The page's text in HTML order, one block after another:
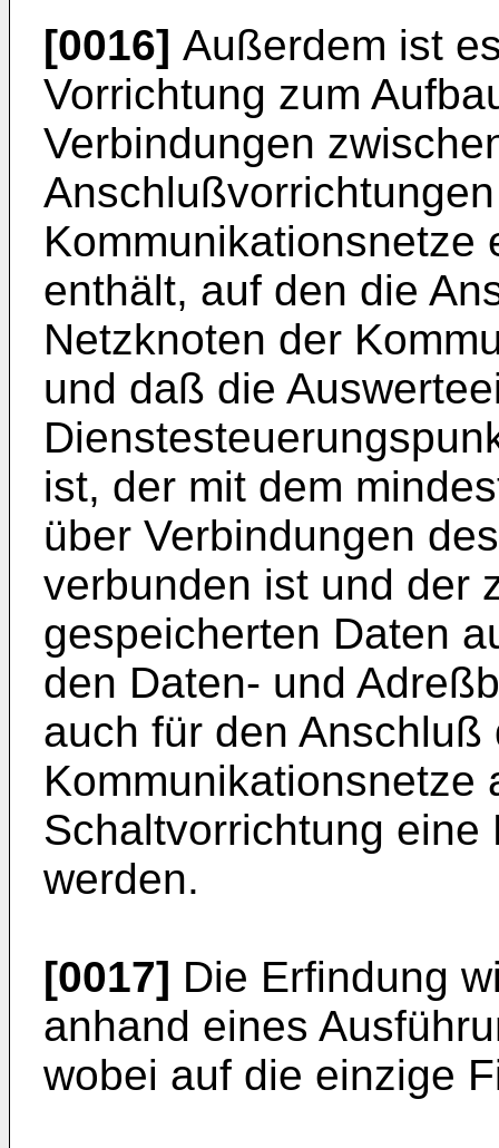
[0016] Außerdem ist
Vorrichtung zum
Verbindungen
Kommunikationsnetze
enthält, auf den die
Netzknoten der
und daß die
ist, der mit dem
über Verbindungen
verbunden ist und der
gespeicherten Daten
den Daten- und
auch für den
Kommunikationsnetze
Schaltvorrichtung
werden.
[0017] Die Erfindung
anhand eines
wobei auf die einzige